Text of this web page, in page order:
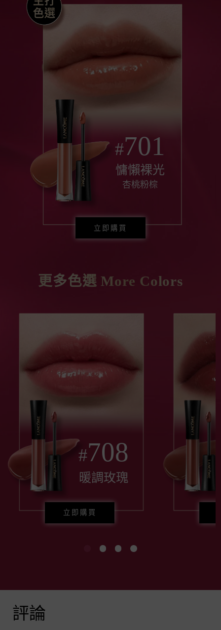
#701
慵懶裸光
杏桃粉棕
立即購買
更多色選More Colors
#708
暖調玫瑰
立即購買
評論